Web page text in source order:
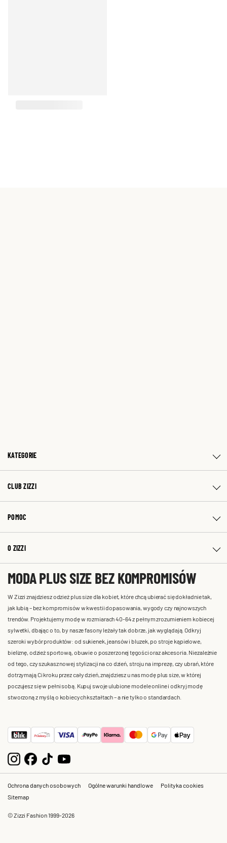
KATEGORIE
CLUB ZIZZI
POMOC
O ZIZZI
MODA PLUS SIZE BEZ KOMPROMISÓW
W Zizzi znajdziesz odzież plus size dla kobiet, które chcą ubierać się dokładnie tak,
jak lubią – bez kompromisów w kwestii dopasowania, wygody czy najnowszych
trendów. Projektujemy modę w rozmiarach 40-64 z pełnym zrozumieniem kobiecej
sylwetki, dbając o to, by nasze fasony leżały tak dobrze, jak wyglądają. Odkryj
szeroki wybór produktów: od sukienek, jeansów i bluzek, po stroje kąpielowe,
bieliznę, odzież sportową, obuwie o poszerzonej tęgości oraz akcesoria. Niezależnie
od tego, czy szukasz nowej stylizacji na co dzień, stroju na imprezę, czy ubrań, które
dotrzymają Ci kroku przez cały dzień, znajdziesz u nas modę plus size, w której
poczujesz się w pełni sobą. Kupuj swoje ulubione modele online i odkryj modę
stworzoną z myślą o kobiecych kształtach – a nie tylko o standardach.
Ochrona danych osobowych Ogólne warunki handlowe
Polityka cookies
Sitemap
© Zizzi Fashion 1999-2026